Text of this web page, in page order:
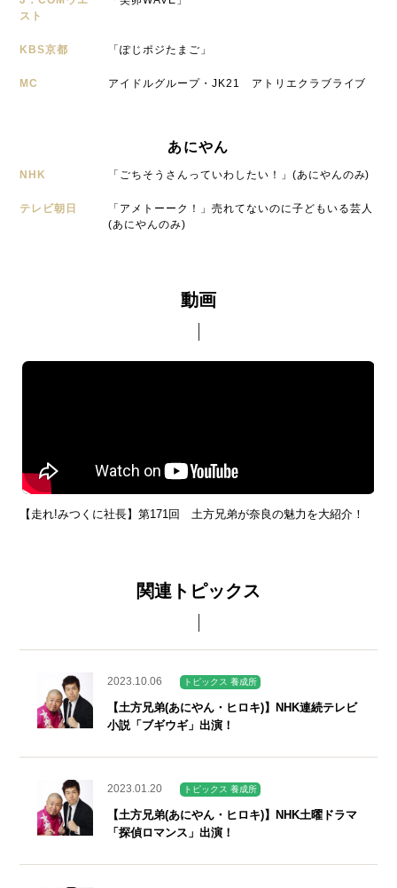
スト
KBS京都 「ぽじポジたまご」
MC アイドルグループ・JK21 アトリエクラブライブ
あにやん
NHK 「ごちそうさんっていわしたい！」(あにやんのみ)
テレビ朝日
「アメトーーク！」売れてないのに子どもいる芸人
(あにやんのみ)
動画
【走れ!みつくに社長】第171回 土方兄弟が奈良の魅力を大紹介！
関連トピックス
2023.10.06 トピックス 養成所
【土方兄弟(あにやん・ヒロキ)】NHK連続テレビ
小説「ブギウギ」出演！
2023.01.20 トピックス 養成所
【土方兄弟(あにやん・ヒロキ)】NHK土曜ドラマ
「探偵ロマンス」出演！